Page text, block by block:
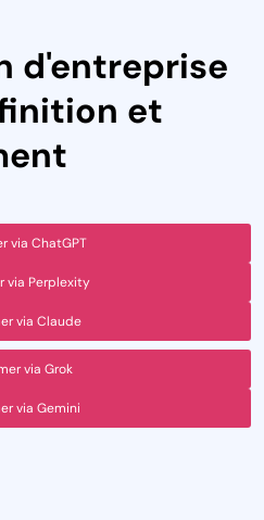
d'entreprise
et
via ChatGPT
via Perplexity
via Claude
via Grok
via Gemini